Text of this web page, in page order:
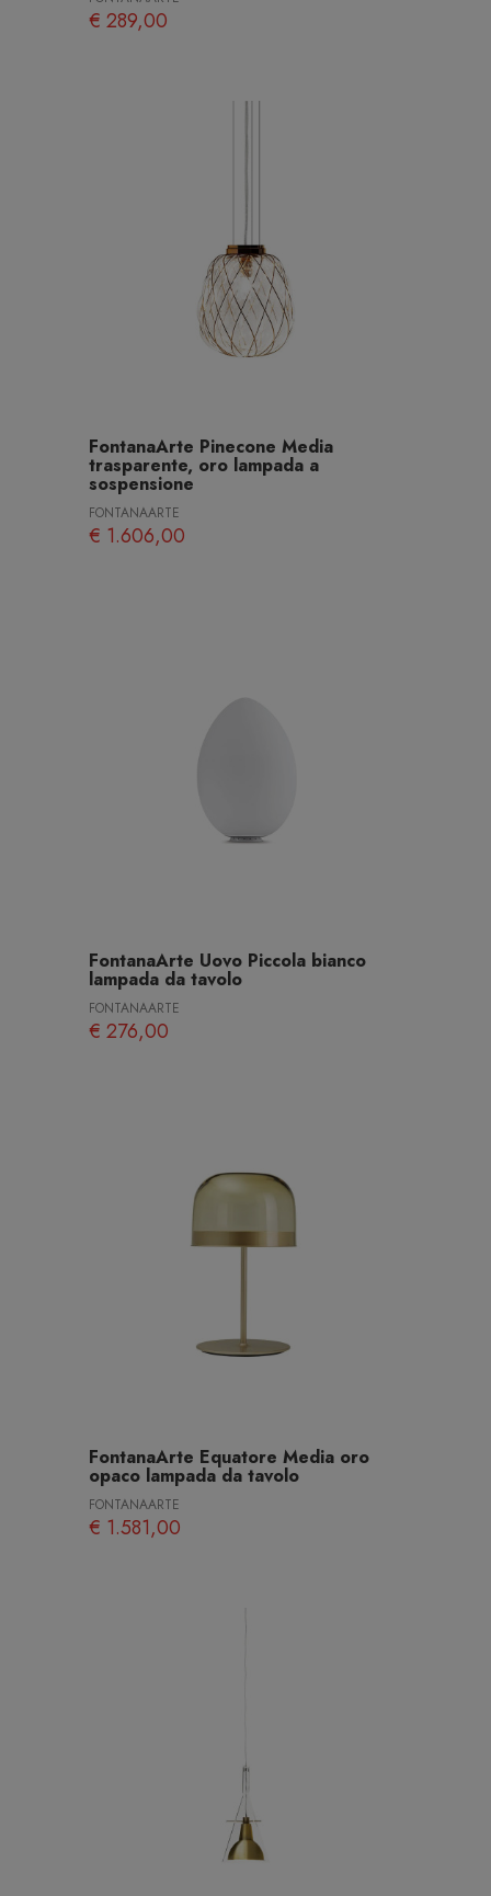
€ 289,00
FontanaArte Pinecone Media
trasparente, oro lampada a
sospensione
FONTANAARTE
€ 1.606,00
FontanaArte Uovo Piccola bianco
lampada da tavolo
FONTANAARTE
€ 276,00
FontanaArte Equatore Media oro
opaco lampada da tavolo
FONTANAARTE
€ 1.581,00